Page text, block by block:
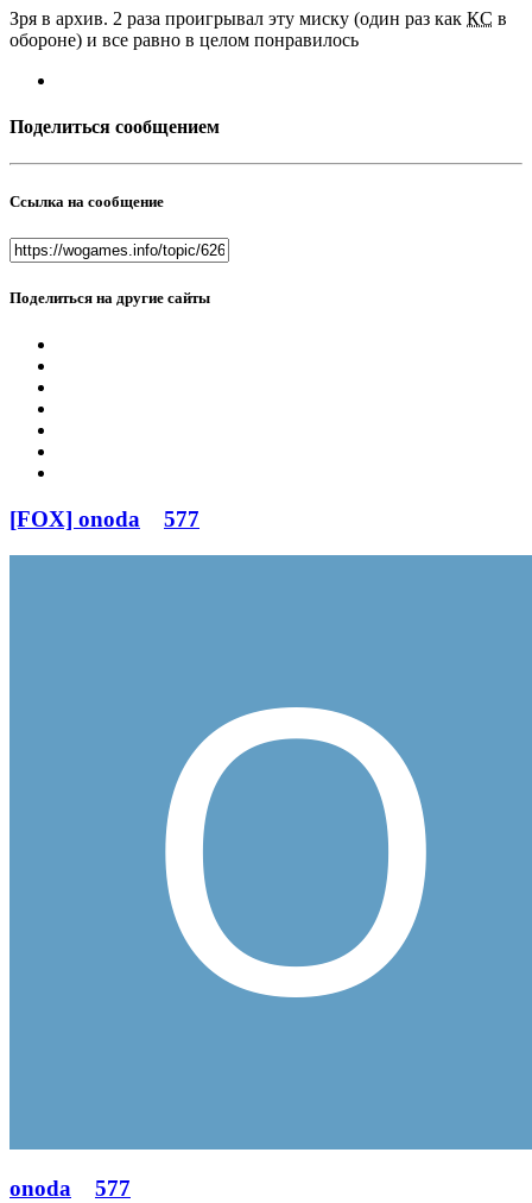
Зря в архив. 2 раза проигрывал эту миску (один раз как КС в
обороне) и все равно в целом понравилось
Поделиться сообщением
Ссылка на сообщение
Поделиться на другие сайты
[FOX] onoda 577
onoda 577